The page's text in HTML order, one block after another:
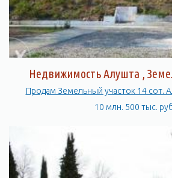
Недвижимость Алушта ,
Продам Земельный участок 14 сот.
10 млн. 500 тыс.